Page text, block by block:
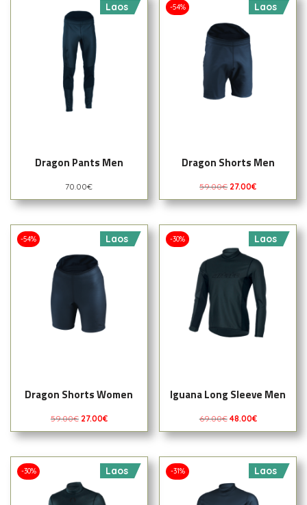
Laos
Dragon Pants Men
70.00€
-54% Laos
Dragon Shorts Men
59.00€ 27.00€
-54% Laos
Dragon Shorts Women
59.00€ 27.00€
-30% Laos
Iguana Long Sleeve Men
69.00€ 48.00€
-30% Laos -31% Laos